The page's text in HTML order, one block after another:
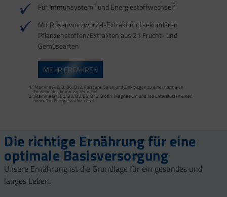
Für Immunsystem1 und Energiestoffwechsel2
Mit Rosenwurzwurzel-Extrakt und sekundären
Pflanzenstoffen/Extrakten aus 21 Frucht- und
Gemüsearten
MEHR ERFAHREN
Vitamine A, C, D, B6, B12, Folsäure, Selen und Zink tragen zu einer normalen
Funktion des Immunsystems bei
Vitamine B1, B2, B3, B5, B6, B12, Biotin, Magnesium und Jod unterstützen einen
normalen Energiestoffwechsel.
Selen trägt zu einer normalen Spermabildung bei.
1
2
Vitamine A, C, D, B6, B12 sowie Folsäure, Selen und Zink tragen zu einer normalen
Funktion des Immunsystems bei.
Die richtige Ernährung für eine
optimale Basisversorgung
Unsere Ernährung ist die Grundlage für ein gesundes und
langes Leben.